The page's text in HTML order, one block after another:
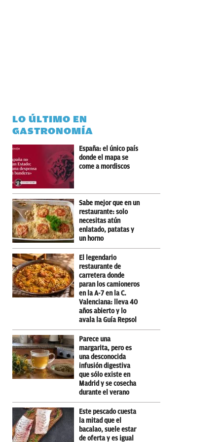
LO ÚLTIMO EN
GASTRONOMÍA
España: el único país
donde el mapa se
come a mordiscos
Sabe mejor que en un
restaurante: solo
necesitas atún
enlatado, patatas y
un horno
El legendario
restaurante de
carretera donde
paran los camioneros
en la A-7 en la C.
Valenciana: lleva 40
años abierto y lo
avala la Guía Repsol
Parece una
margarita, pero es
una desconocida
infusión digestiva
que sólo existe en
Madrid y se cosecha
durante el verano
Este pescado cuesta
la mitad que el
bacalao, suele estar
de oferta y es igual